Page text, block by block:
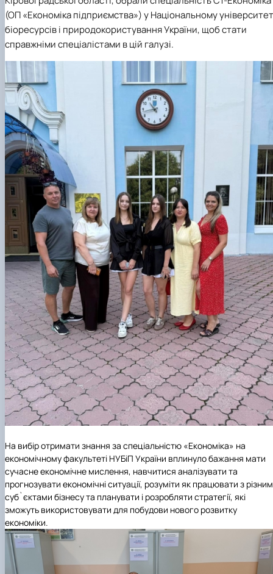
(ОП «Економіка підприємства») у Національному
біоресурсів і природокористування України, щоб стати
справжніми спеціалістами в цій галузі.
На вибір отримати знання за спеціальністю «Економіка» на
економічному факультеті НУБіП України вплинуло бажання мати
сучасне економічне мислення, навчитися аналізувати та
прогнозувати економічні ситуації, розуміти як працювати з
суб`єктами бізнесу та планувати і розробляти стратегії, які
зможуть використовувати для побудови нового розвитку
економіки.